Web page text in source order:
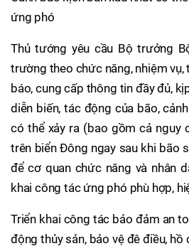
ứng phó
Thủ tướng yêu cầu Bộ trưởng
trường theo chức năng, nhiệm vụ,
báo, cung cấp thông tin đầy đủ,
diễn biến, tác động của bão,
có thể xảy ra (bao gồm cả nguy
trên biển Đông ngay sau khi bão
để cơ quan chức năng và nhân
khai công tác ứng phó phù hợp,
Triển khai công tác bảo đảm an
động thủy sản, bảo vệ đê điều, hồ